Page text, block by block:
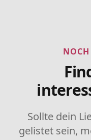
NOCH
Sollte dein
gelistet sein,